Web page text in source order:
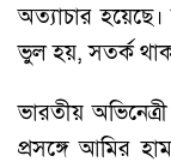
অত্যাচার
ভুল হয়, সতর্ক
ভারতীয়
প্রসঙ্গে আমির